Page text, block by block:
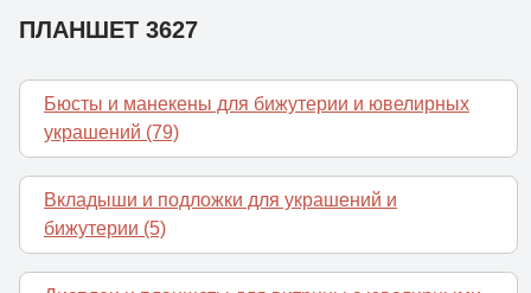
ПЛАНШЕТ 3627
Бюсты и манекены для бижутерии и ювелирных
украшений (79)
Вкладыши и подложки для украшений и
бижутерии (5)